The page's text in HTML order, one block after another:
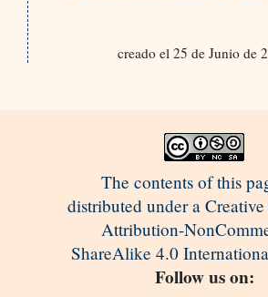
creado el 25 de Junio de
The contents of this
distributed under a
Attribution-
ShareAlike 4.0
Follow us on: